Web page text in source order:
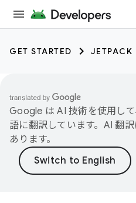
GET STARTED JETPACK
Google は AI 技術を使用し
語に翻訳しています。AI 翻
あります。